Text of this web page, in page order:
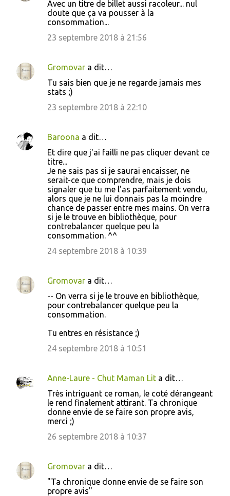
Avec un titre de billet aussi racoleur... nul
doute que ça va pousser à la
consommation...
23 septembre 2018 à 21:56
Gromovar a dit…
Tu sais bien que je ne regarde jamais mes
stats ;)
23 septembre 2018 à 22:10
Baroona a dit…
Et dire que j'ai failli ne pas cliquer devant ce
titre...
Je ne sais pas si je saurai encaisser, ne
serait-ce que comprendre, mais je dois
signaler que tu me l'as parfaitement vendu,
alors que je ne lui donnais pas la moindre
chance de passer entre mes mains. On verra
si je le trouve en bibliothèque, pour
contrebalancer quelque peu la
consommation. ^^
24 septembre 2018 à 10:39
Gromovar a dit…
-- On verra si je le trouve en bibliothèque,
pour contrebalancer quelque peu la
consommation.
Tu entres en résistance ;)
24 septembre 2018 à 10:51
Anne-Laure - Chut Maman Lit a dit…
Très intriguant ce roman, le coté dérangeant
le rend finalement attirant. Ta chronique
donne envie de se faire son propre avis,
merci ;)
26 septembre 2018 à 10:37
Gromovar a dit…
"Ta chronique donne envie de se faire son
propre avis"